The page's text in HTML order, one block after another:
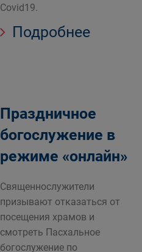
Covid19.
Подробнее
Праздничное
богослужение в
режиме «онлайн»
Священнослужители
призывают отказаться от
посещения храмов и
смотреть Пасхальное
богослужение по